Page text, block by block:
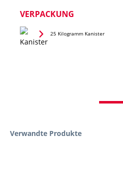
VERPACKUNG
25 Kilogramm Kanister
Verwandte Produkte